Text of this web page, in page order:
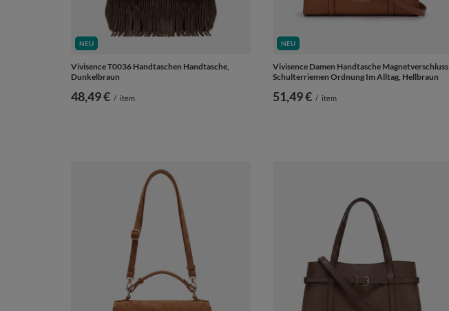
NEU
Vivisence T0036 Handtaschen Handtasche,
Dunkelbraun
48,49 € / item
NEU
Vivisence Damen Handtasche Magnetverschluss
Schulterriemen Ordnung Im Alltag, Hellbraun
51,49 € / item